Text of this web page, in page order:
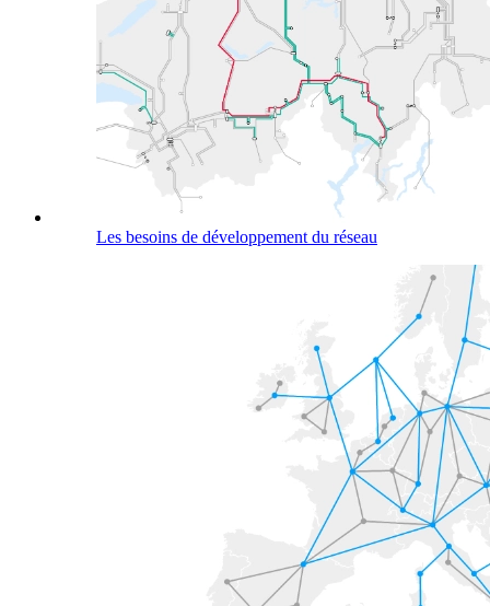
Les besoins de développement du réseau